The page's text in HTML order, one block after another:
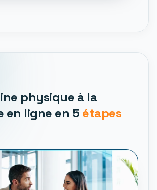
physique à la
en ligne en 5 étapes